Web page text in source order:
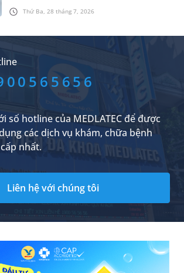
Thứ Ba, 28 tháng 7, 2026
chuyện, vung tay chân, đấm đá,... trong giấc
mơ. Những biểu hiện đó không chỉ làm giảm
gây chấn thương cho chính mình và người ngủ
theo dõi những chia sẻ trong bài viết dưới đây.
số hotline của MEDLATEC để được
các dịch vụ khám, chữa bệnh
nhất.
Liên hệ với chúng tôi